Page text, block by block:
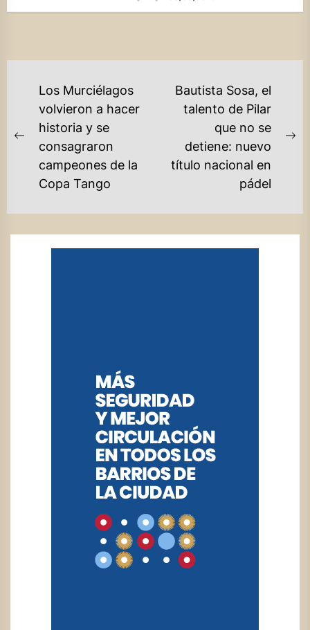
NAVEGACIÓN
ENTRADAS
Previous
post:
Los Murciélagos
volvieron a hacer
historia y se
consagraron
campeones de la
Copa Tango
Bautista Sosa, el
talento de Pilar
que no se
detiene: nuevo
título nacional en
pádel